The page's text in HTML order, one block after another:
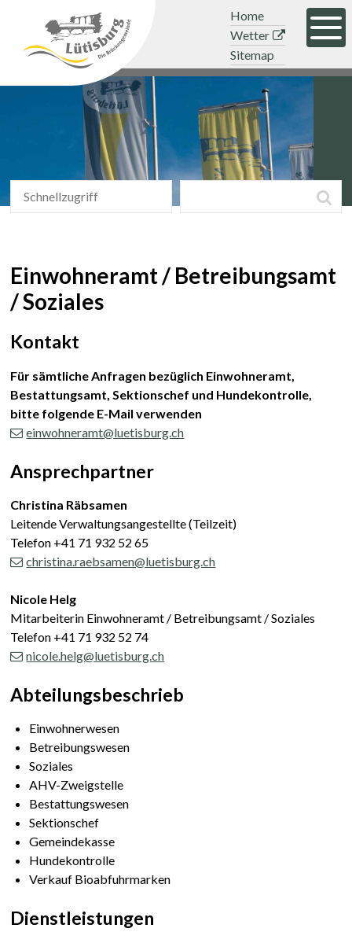
Navigieren in der Gemeinde
Schnellnavigation
Mobile Hauptnavigation Topnavigation
Home
Wetter
Sitemap
Schnellzugriff
Schnellzugriff
Einwohneramt / Betreibungsamt
/ Soziales
Kontakt
Für sämtliche Anfragen bezüglich Einwohneramt,
Bestattungsamt, Sektionschef und Hundekontrolle,
bitte folgende E-Mail verwenden
einwohneramt@luetisburg.ch
Ansprechpartner
Christina Räbsamen
Leitende Verwaltungsangestellte (Teilzeit)
Telefon +41 71 932 52 65
christina.raebsamen@luetisburg.ch
Nicole Helg
Mitarbeiterin Einwohneramt / Betreibungsamt / Soziales
Telefon +41 71 932 52 74
nicole.helg@luetisburg.ch
Abteilungsbeschrieb
Einwohnerwesen
Betreibungswesen
Soziales
AHV-Zweigstelle
Bestattungswesen
Sektionschef
Gemeindekasse
Hundekontrolle
Verkauf Bioabfuhrmarken
Dienstleistungen